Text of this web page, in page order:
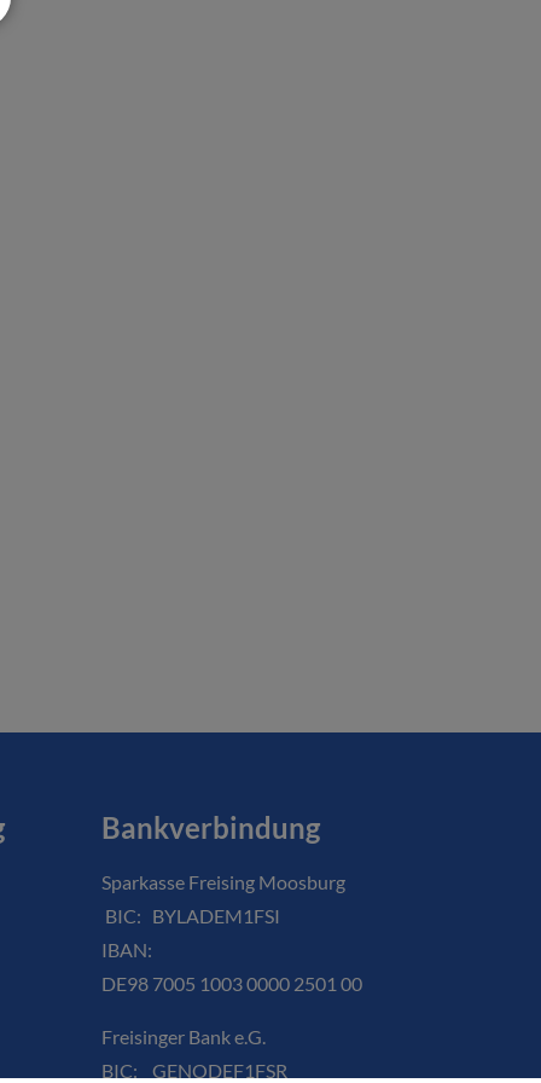
Bankverbindung
Sparkasse Freising Moosburg
BIC: BYLADEM1FSI
IBAN:
DE98 7005 1003 0000 2501 00
Freisinger Bank e.G.
BIC: GENODEF1FSR